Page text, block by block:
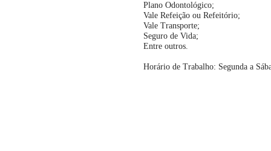
Plano Odontológico;
Vale Refeição ou Refeitório;
Vale Transporte;
Seguro de Vida;
Entre outros.
Horário de Trabalho: Segunda a